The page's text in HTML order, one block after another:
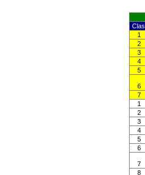
Clas.
1
2
3
4
5
6
7
1
2
3
4
5
6
7
8